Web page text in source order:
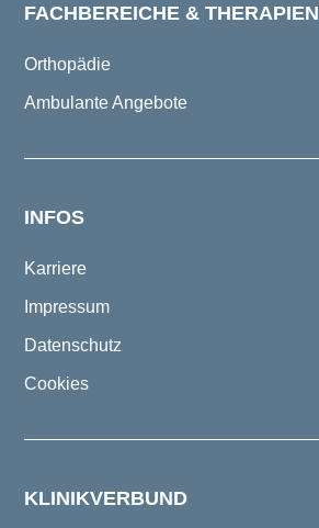
FACHBEREICHE & THERAPIEN
Orthopädie
Ambulante Angebote
INFOS
Karriere
Impressum
Datenschutz
Cookies
KLINIKVERBUND